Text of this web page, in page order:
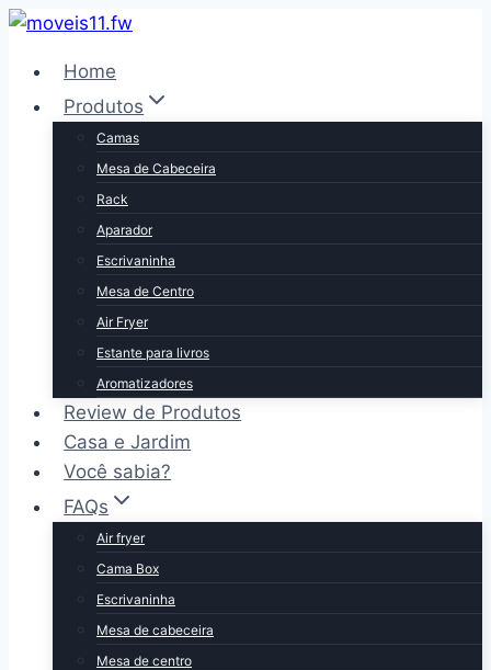
Pular
Conteúdo
Home
Produtos
Camas
Mesa de Cabeceira
Rack
Aparador
Escrivaninha
Mesa de Centro
Air Fryer
Estante para livros
Aromatizadores
Review de Produtos
Casa e Jardim
Você sabia?
FAQs
Air fryer
Cama Box
Escrivaninha
Mesa de cabeceira
Mesa de centro